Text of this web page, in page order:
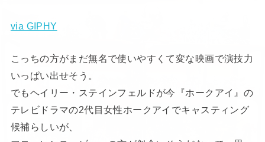
via GIPHY
こっちの方がまだ無名で使いやすくて変な映画で演技力
いっぱい出せそう。
でもヘイリー・ステインフェルドが今『ホークアイ』の
テレビドラマの2代目女性ホークアイでキャスティング
候補らしいが、